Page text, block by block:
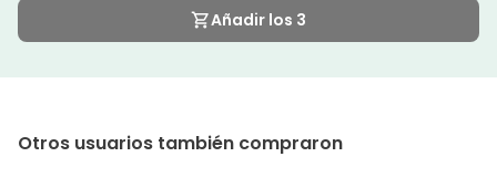
Añadir los 3
Otros usuarios también compraron